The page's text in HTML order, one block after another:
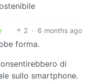
2 · 6 months ago
forma.
di
sullo smartphone.